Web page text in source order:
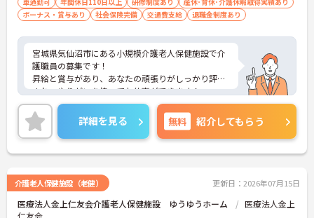
ボーナス・賞与あり
社会保険完備 交通費支給 退職金制度あり
宮城県気仙沼市にある小規模介護老人保健施設で介
護職員の募集です！
昇給と賞与があり、あなたの頑張りがしっかり評価
され、やりがいを持ってお仕事ができます！
また、社会保険完備で退職金制度や介護・育児休業
の取得実績もあり、安心して長期で働きやすい環境
が整っています◎
ご興味ある方は面接ポイントをお伝えしますので、
お気軽にご連絡ください。
詳細を見る 無料 紹介してもらう
介護老人保健施設（老健） 更新日：2026年07月15日
医療法人金上仁友会介護老人保健施設 ゆうゆうホーム
医療法人金上